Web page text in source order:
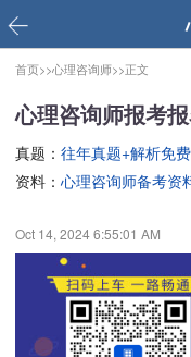
首页>>心理咨询师>>正文
心理咨询师报考
真题： 往年真题+解析免
资料： 心理咨询师备考资
Oct 14, 2024 6:55:01 AM